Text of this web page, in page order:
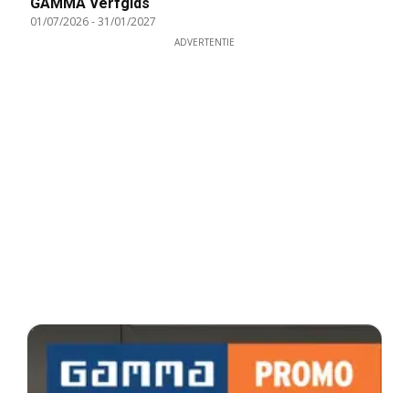
01/07/2026-31/01/2027
ADVERTENTIE